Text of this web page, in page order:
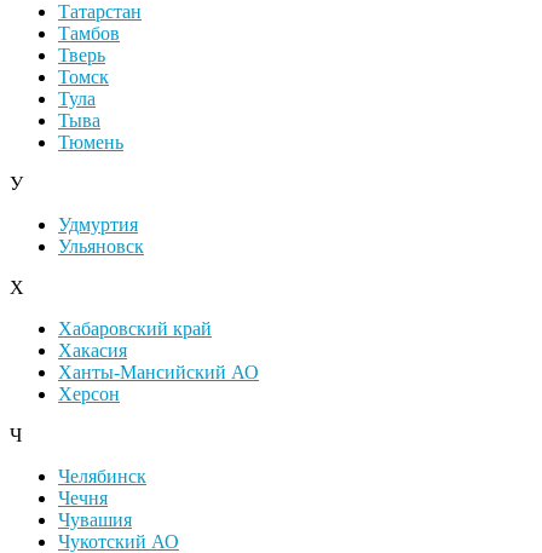
Татарстан
Тамбов
Тверь
Томск
Тула
Тыва
Тюмень
У
Удмуртия
Ульяновск
Х
Хабаровский край
Хакасия
Ханты-Мансийский АО
Херсон
Ч
Челябинск
Чечня
Чувашия
Чукотский АО